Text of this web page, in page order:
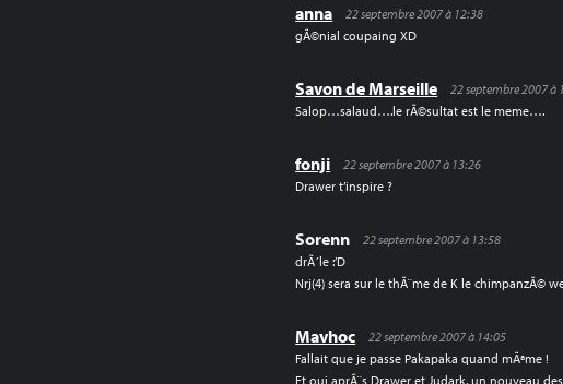
anna
22 septembre 2007 à 12:38
gÃ©nial coupaing XD
Savon de Marseille
22 septembre 2007 à
Salop…salaud….le rÃ©sultat est le meme….
fonji
22 septembre 2007 à 13:26
Drawer t’inspire ?
Sorenn
22 septembre 2007 à 13:58
drÃ´le :’D
Nrj(4) sera sur le thÃ¨me de K le chimpanzÃ©
Mavhoc
22 septembre 2007 à 14:05
Fallait que je passe Pakapaka quand mÃªme !
Et oui aprÃ¨s Drawer et Judark, un nouveau